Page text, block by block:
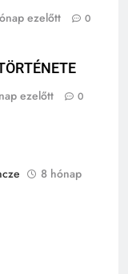
ezelőtt 0
ezelőtt 0
8 hónap